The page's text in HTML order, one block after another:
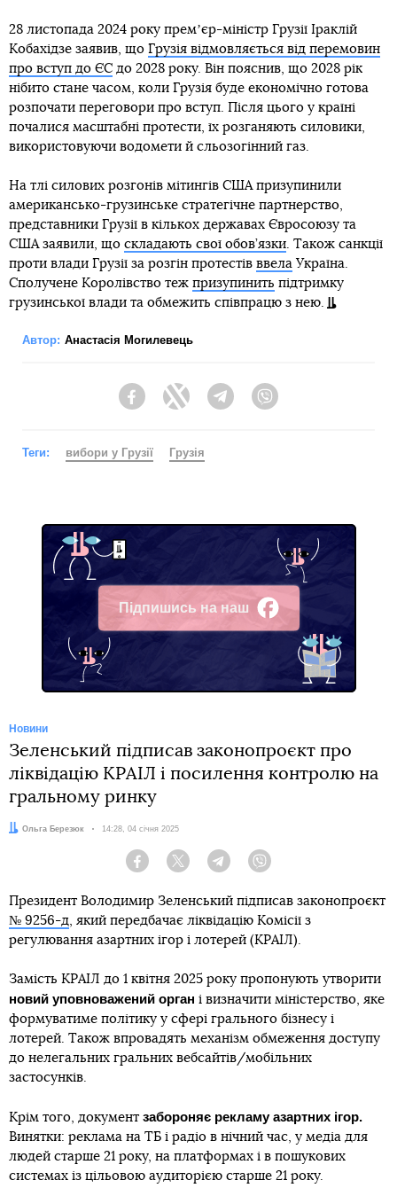
28 листопада 2024 року премʼєр-міністр Грузії Іраклій
Кобахідзе заявив, що Грузія відмовляється від перемовин
про вступ до ЄС до 2028 року. Він пояснив, що 2028 рік
нібито стане часом, коли Грузія буде економічно готова
розпочати переговори про вступ. Після цього у країні
почалися масштабні протести, їх розганяють силовики,
використовуючи водомети й сльозогінний газ.
На тлі силових розгонів мітингів США призупинили
американсько-грузинське стратегічне партнерство,
представники Грузії в кількох державах Євросоюзу та
США заявили, що складають свої обов’язки. Також санкції
проти влади Грузії за розгін протестів ввела Україна.
Сполучене Королівство теж призупинить підтримку
грузинської влади та обмежить співпрацю з нею.
Автор: Анастасія Могилевець
FacebookTwitter Telegram
Теги: вибори у Грузії Грузія
Підпишись на наш
Facebook
Новини
Зеленський підписав законопроєкт про
ліквідацію КРАІЛ і посилення контролю на
гральному ринку
Автор:
Ольга Березюк Дата:
14:28, 04 січня 2025
Facebook Twitter Telegram
Президент Володимир Зеленський підписав законопроєкт
№ 9256-д, який передбачає ліквідацію Комісії з
регулювання азартних ігор і лотерей (КРАІЛ).
Замість КРАІЛ до 1 квітня 2025 року пропонують утворити
новий уповноважений орган і визначити міністерство, яке
формуватиме політику у сфері грального бізнесу і
лотерей. Також впровадять механізм обмеження доступу
до нелегальних гральних вебсайтів/мобільних
застосунків.
Крім того, документ забороняє рекламу азартних ігор.
Винятки: реклама на ТБ і радіо в нічний час, у медіа для
людей старше 21 року, на платформах і в пошукових
системах із цільовою аудиторією старше 21 року.